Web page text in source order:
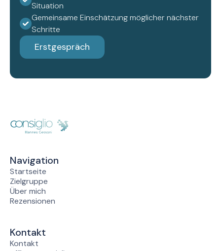
Situation
Gemeinsame Einschätzung möglicher nächster
Schritte
Erstgespräch
Navigation
Startseite
Zielgruppe
Über mich
Rezensionen
Kontakt
Kontakt